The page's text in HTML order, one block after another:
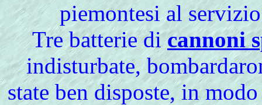
piemontesi al
Tre batterie dicannoni
indisturbate,
state ben disposte, in